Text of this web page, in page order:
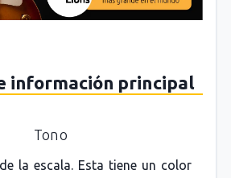
información principal
Tono
la escala. Esta tiene un color